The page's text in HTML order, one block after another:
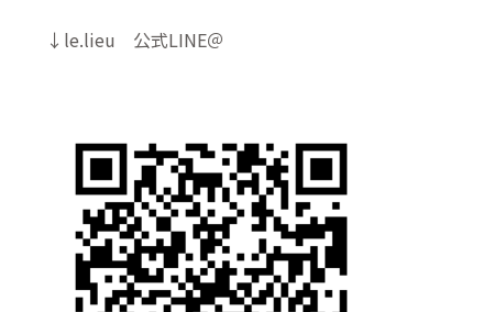
↓le.lieu 公式LINE＠